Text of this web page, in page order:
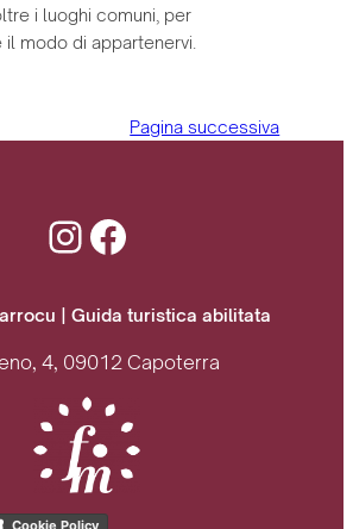
i luoghi comuni, per
il modo di appartenervi.
Pagina successiva
Instagram
Facebook
| Guida turistica abilitata
4, 09012 Capoterra
Cookie Policy